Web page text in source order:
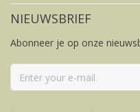
NIEUWSBRIEF
Abonneer je op onze